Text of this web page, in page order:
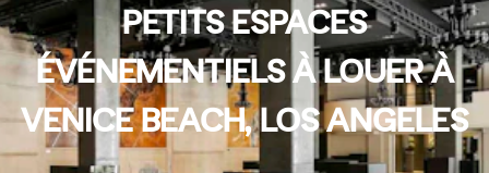
PETITS ESPACES
ÉVÉNEMENTIELS À LOUER À
VENICE BEACH, LOS ANGELES